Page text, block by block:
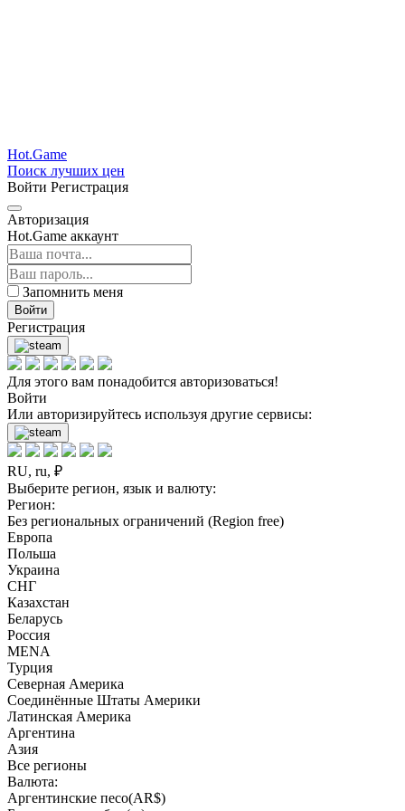
Hot.Game
Поиск лучших цен
Войти Регистрация
Авторизация
Hot.Game аккаунт
Запомнить меня
Войти
Регистрация
Для этого вам понадобится авторизоваться!
Войти
Или авторизируйтесь используя другие сервисы:
RU, ru, ₽
Выберите регион, язык и валюту:
Регион:
Без региональных ограничений (Region free)
Европа
Польша
Украина
СНГ
Казахстан
Беларусь
Россия
MENA
Турция
Северная Америка
Соединённые Штаты Америки
Латинская Америка
Аргентина
Азия
Все регионы
Валюта:
Аргентинские песо(AR$)